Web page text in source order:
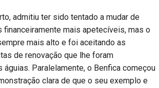
admitiu ter sido tentado a mudar de
financeiramente mais apetecíveis, mas o
mais alto e foi aceitando as
de renovação que lhe foram
águias. Paralelamente, o Benfica começou
clara de que o seu exemplo e